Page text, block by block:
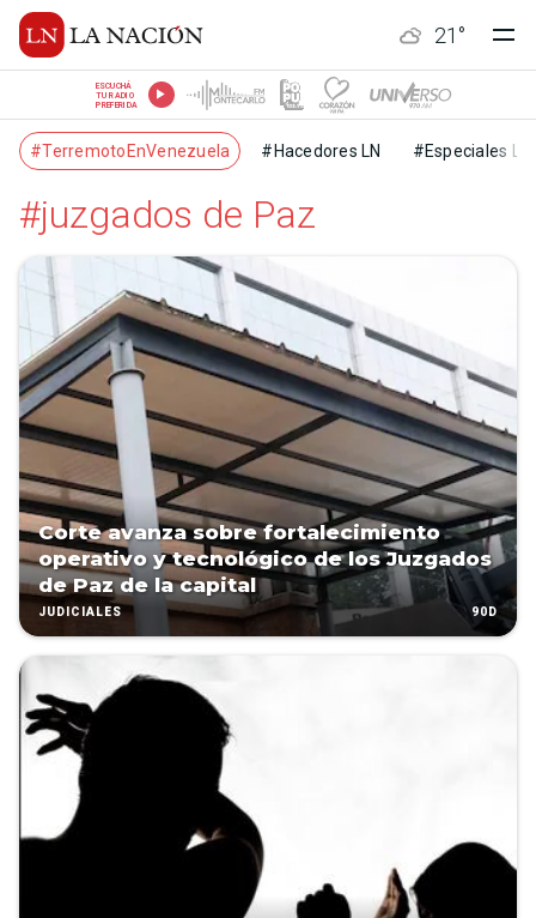
21 °
ESCUCHÁ
TU RADIO
PREFERIDA
#TerremotoEnVenezuela #Hacedores LN #Especiales LN
#juzgados de Paz
Corte avanza sobre fortalecimiento
operativo y tecnológico de los Juzgados
de Paz de la capital
JUDICIALES 90D